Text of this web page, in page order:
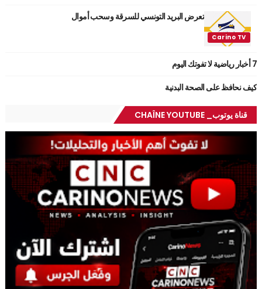
تعرض البريد التونسي للسرقة وسحب أموال
7 أخبار رياضية لا تفوتك اليوم
كيف نحافظ على الصحة البدنية
قناة يوتوب_ CHAÎNE YOUTUBE